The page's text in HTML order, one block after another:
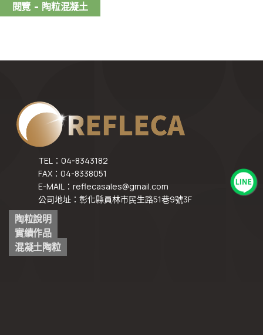
閱覽 - 陶粒混凝土
TEL：04-8343182
FAX：04-8338051
E-MAIL：reflecasales@gmail.com
公司地址：彰化縣員林市民生路51巷9號3F
陶粒說明
實績作品
混凝土陶粒